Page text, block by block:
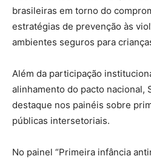
brasileiras em torno do
estratégias de prevenção às
ambientes seguros para
Além da participação
alinhamento do pacto nacional,
destaque nos painéis sobre
públicas intersetoriais.
No painel “Primeira infância